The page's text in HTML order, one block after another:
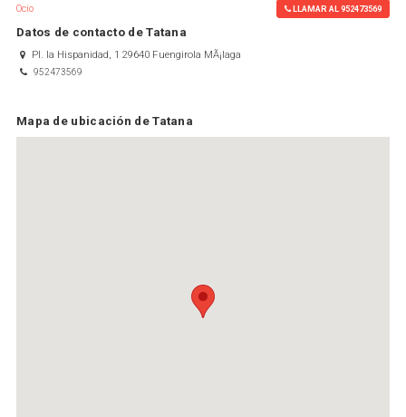
Ocio LLAMAR AL 952473569
Datos de contacto de Tatana
Pl. la Hispanidad, 1 29640 Fuengirola MÃ¡laga
952473569
Mapa de ubicación de Tatana